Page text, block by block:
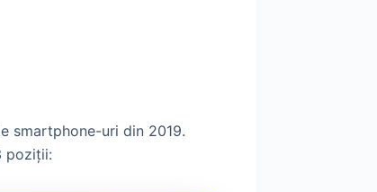
smartphone-uri din 2019.
poziții: